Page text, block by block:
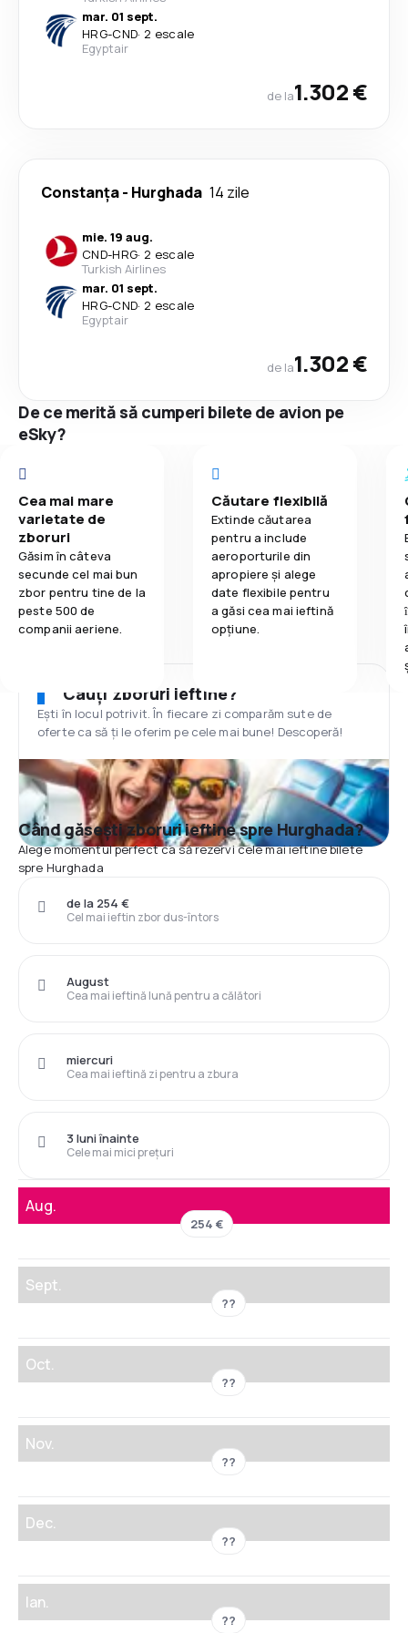
mar. 01 sept.
HRG-CND· 2 escale
Egyptair
de la1.302 €
Constanța- Hurghada 14 zile
mie. 19 aug.
CND-HRG· 2 escale
Turkish Airlines
mar. 01 sept.
HRG-CND· 2 escale
Egyptair
de la1.302 €
De ce merită să cumperi bilete de avion pe
eSky?
Cea mai mare
varietate de
zboruri
Găsim în câteva
secunde cel mai bun
zbor pentru tine de la
peste 500 de
companii aeriene.
Căutare flexibilă
Extinde căutarea
pentru a include
aeroporturile din
apropiere și alege
date flexibile pentru
a găsi cea mai ieftină
opțiune.
Cauți zboruri ieftine?
Ești în locul potrivit. În fiecare zi comparăm sute de
oferte ca să ți le oferim pe cele mai bune! Descoperă!
Când găsești zboruri ieftine spre Hurghada?
Alege momentul perfect ca să rezervi cele mai ieftine bilete
spre Hurghada
Cel mai ieftin zbor dus-întors
de la 254 €
Cea mai ieftină lună pentru a călători
August
Cea mai ieftină zi pentru a zbura
miercuri
Cele mai mici prețuri
3 luni înainte
Aug.
254 €
Sept.
??
Oct.
??
Nov.
??
Dec.
??
Ian.
??